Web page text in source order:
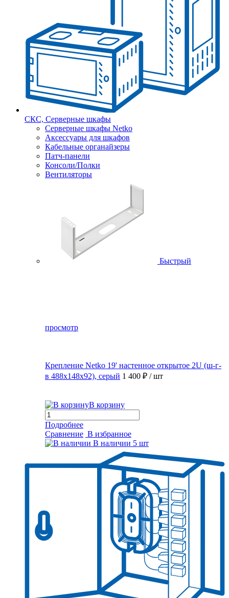
СКС, Серверные шкафы
Серверные шкафы Netko
Аксессуары для шкафов
Кабельные органайзеры
Патч-панели
Консоли/Полки
Вентиляторы
Быстрый
просмотр
Крепление Netko 19' настенное открытое 2U (ш-г-
в 488х148х92), серый 1 400 ₽ / шт
В корзину
Подробнее
Сравнение В избранное
В наличии 5 шт